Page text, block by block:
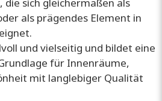
die sich gleichermaßen als
als prägendes Element in
und vielseitig und bildet eine
für Innenräume,
mit langlebiger Qualität